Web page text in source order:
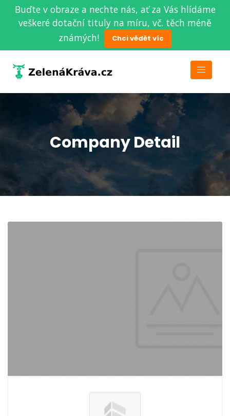
Buďte v obraze a nechte nás, ať za Vás hlídáme
veškeré dotační tituly na míru, vč. těch méně
známých!
Chci vědět víc
Company Detail